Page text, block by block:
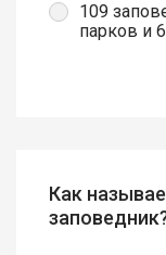
109
парков и
Как